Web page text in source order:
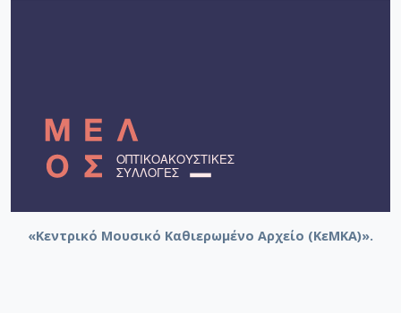
«Κεντρικό Μουσικό Καθιερωμένο Αρχείο (ΚεΜΚΑ)».